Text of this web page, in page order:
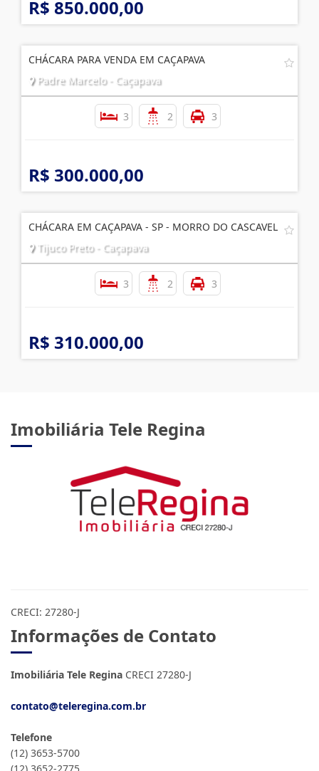
R$ 850.000,00
CHÁCARA PARA VENDA EM CAÇAPAVA
Padre Marcelo - Caçapava
3 2 3
R$ 300.000,00
CHÁCARA EM CAÇAPAVA - SP - MORRO DO CASCAVEL
Tijuco Preto - Caçapava
3 2 3
R$ 310.000,00
Imobiliária Tele Regina
CRECI: 27280-J
Informações de Contato
Imobiliária Tele Regina CRECI 27280-J
contato@teleregina.com.br
Telefone
(12) 3653-5700